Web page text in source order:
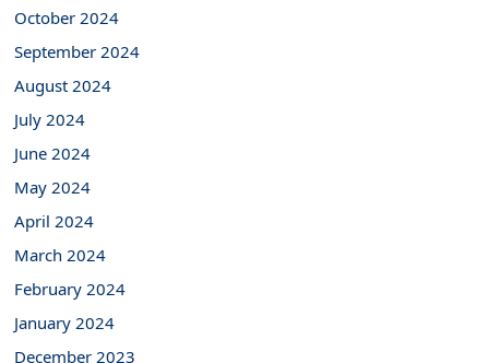
October 2024
September 2024
August 2024
July 2024
June 2024
May 2024
April 2024
March 2024
February 2024
January 2024
December 2023